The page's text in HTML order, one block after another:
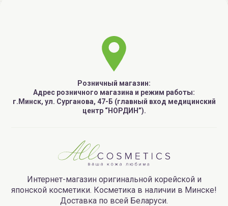
Розничный магазин:
Адрес розничного магазина и режим работы:
г.Минск, ул. Сурганова, 47-Б (главный вход медицинский
центр “НОРДИН”).
Интернет-магазин оригинальной корейской и
японской косметики. Косметика в наличии в Минске!
Доставка по всей Беларуси.